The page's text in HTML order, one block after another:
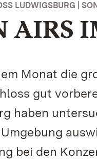
LUDWIGSBURG |
AIRS
Monat die
gut
haben
bei den